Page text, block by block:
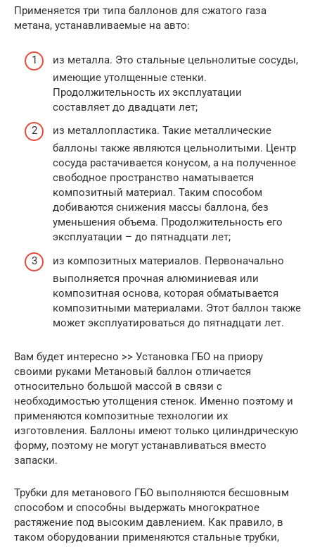
Применяется три типа баллонов для сжатого газа
метана, устанавливаемые на авто:
из металла. Это стальные цельнолитые сосуды,
имеющие утолщенные стенки.
Продолжительность их эксплуатации
составляет до двадцати лет;
из металлопластика. Такие металлические
баллоны также являются цельнолитыми. Центр
сосуда растачивается конусом, а на полученное
свободное пространство наматывается
композитный материал. Таким способом
добиваются снижения массы баллона, без
уменьшения объема. Продолжительность его
эксплуатации – до пятнадцати лет;
из композитных материалов. Первоначально
выполняется прочная алюминиевая или
композитная основа, которая обматывается
композитными материалами. Этот баллон также
может эксплуатироваться до пятнадцати лет.
Вам будет интересно >> Установка ГБО на приору
своими руками Метановый баллон отличается
относительно большой массой в связи с
необходимостью утолщения стенок. Именно поэтому и
применяются композитные технологии их
изготовления. Баллоны имеют только цилиндрическую
форму, поэтому не могут устанавливаться вместо
запаски.
Трубки для метанового ГБО выполняются бесшовным
способом и способны выдержать многократное
растяжение под высоким давлением. Как правило, в
таком оборудовании применяются стальные трубки,